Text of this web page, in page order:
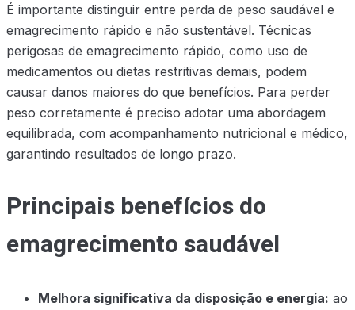
É importante distinguir entre perda de peso saudável e
emagrecimento rápido e não sustentável. Técnicas
perigosas de emagrecimento rápido, como uso de
medicamentos ou dietas restritivas demais, podem
causar danos maiores do que benefícios. Para perder
peso corretamente é preciso adotar uma abordagem
equilibrada, com acompanhamento nutricional e médico,
garantindo resultados de longo prazo.
Principais benefícios do
emagrecimento saudável
Melhora significativa da disposição e energia: ao